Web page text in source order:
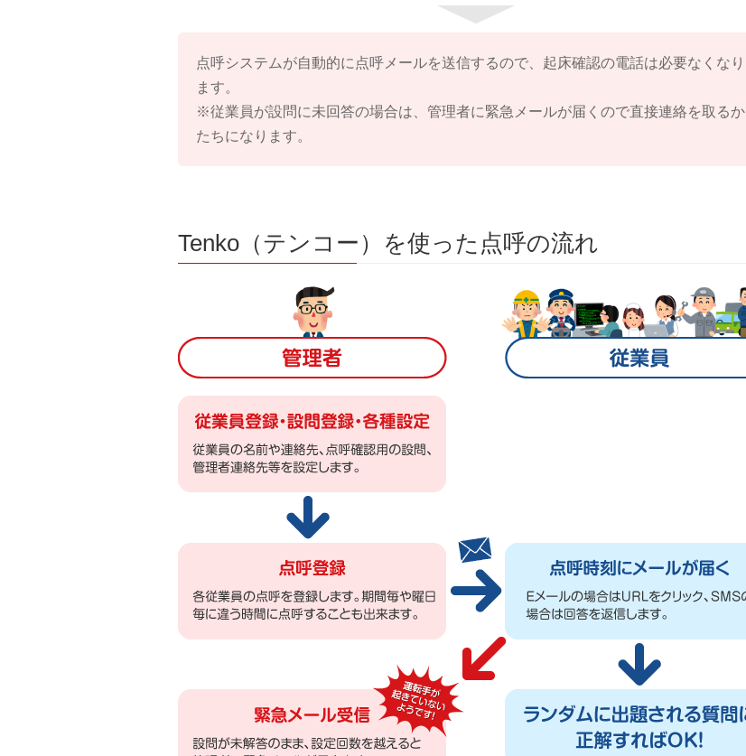
点呼システムが自動的に点呼メールを送信するので、起床確認の電話は必要なくなり
ます。
※従業員が設問に未回答の場合は、管理者に緊急メールが届くので直接連絡を取るか
たちになります。
Tenko（テンコー）を使った点呼の流れ